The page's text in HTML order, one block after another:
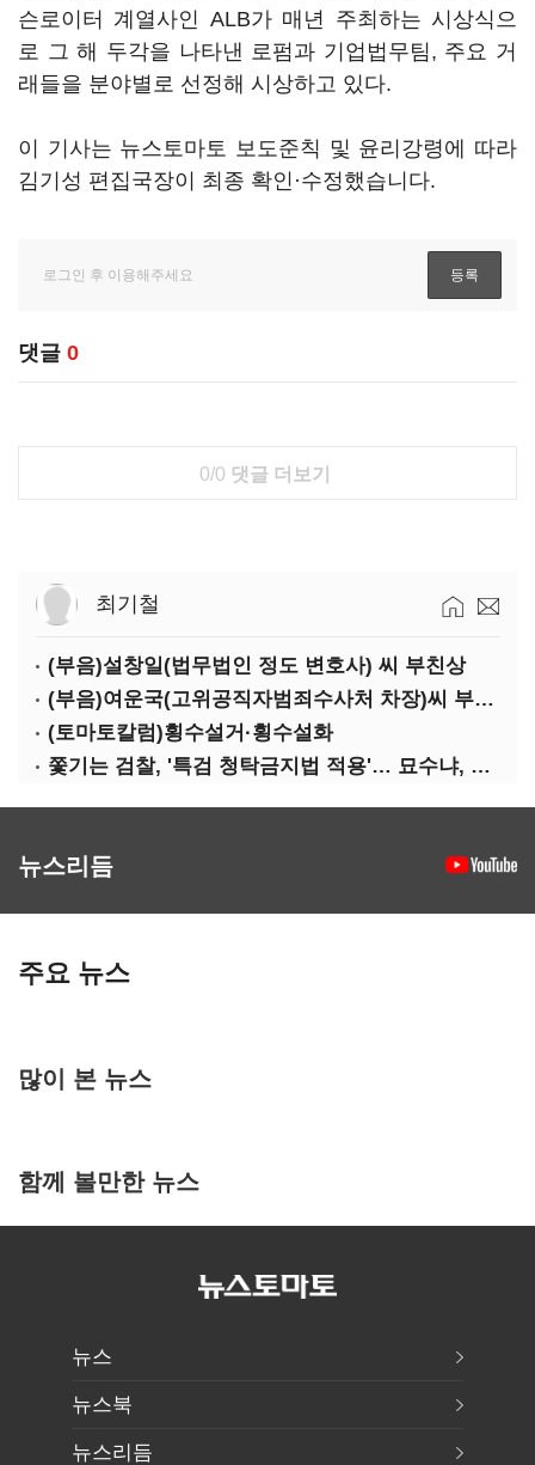
슨로이터 계열사인 ALB가 매년 주최하는 시상식으
로 그 해 두각을 나타낸 로펌과 기업법무팀, 주요 거
래들을 분야별로 선정해 시상하고 있다.
이 기사는 뉴스토마토 보도준칙 및 윤리강령에 따라
김기성 편집국장이 최종 확인·수정했습니다.
댓글 0
0/0 댓글 더보기
최기철
(부음)설창일(법무법인 정도 변호사) 씨 부친상
(부음)여운국(고위공직자범죄수사처 차장)씨 부친상
(토마토칼럼)횡수설거·횡수설화
쫓기는 검찰, '특검 청탁금지법 적용'… 묘수냐, 무리수냐
뉴스리듬
주요 뉴스
많이 본 뉴스
함께 볼만한 뉴스
뉴스
뉴스북
뉴스리듬